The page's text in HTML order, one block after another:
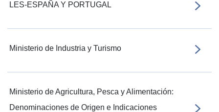
LES-ESPAÑA Y PORTUGAL
Ministerio de Industria y Turismo
Ministerio de Agricultura, Pesca y Alimentación:
Denominaciones de Origen e Indicaciones